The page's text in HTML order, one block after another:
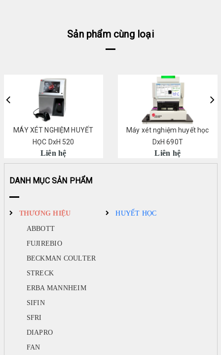
Sản phẩm cùng loại
MÁY XÉT NGHIỆM HUYẾT
HỌC DxH 520
Liên hệ
Máy xét nghiệm huyết học
DxH 690T
Liên hệ
DANH MỤC SẢN PHẨM
THƯƠNG HIỆU
ABBOTT
FUJIREBIO
BECKMAN COULTER
STRECK
ERBA MANNHEIM
SIFIN
SFRI
DIAPRO
FAN
HUYẾT HỌC